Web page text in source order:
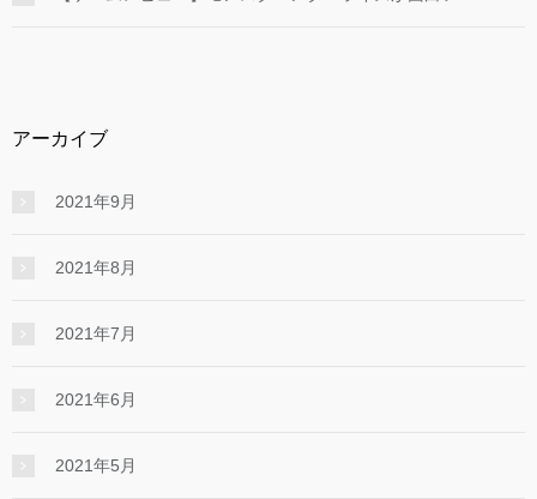
アーカイブ
2021年9月
2021年8月
2021年7月
2021年6月
2021年5月